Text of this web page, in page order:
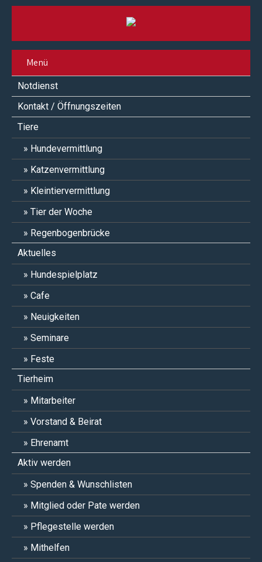
Menü
Notdienst
Kontakt / Öffnungszeiten
Tiere
Hundevermittlung
Katzenvermittlung
Kleintiervermittlung
Tier der Woche
Regenbogenbrücke
Aktuelles
Hundespielplatz
Cafe
Neuigkeiten
Seminare
Feste
Tierheim
Mitarbeiter
Vorstand & Beirat
Ehrenamt
Aktiv werden
Spenden & Wunschlisten
Mitglied oder Pate werden
Pflegestelle werden
Mithelfen